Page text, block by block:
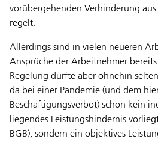
vorübergehenden Verhinderung
regelt.
Allerdings sind in vielen neueren
Ansprüche der Arbeitnehmer bereits
Regelung dürfte aber ohnehin
da bei einer Pandemie (und dem
Beschäftigungsverbot) schon kein
liegendes Leistungshindernis
BGB), sondern ein objektives